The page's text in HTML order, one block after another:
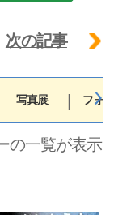
次の記事
写真展 フォ
の一覧が表示